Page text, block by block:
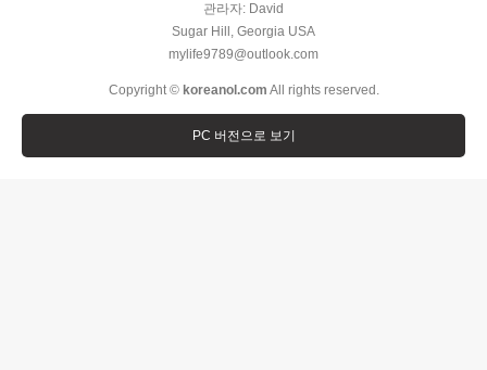
관라자: David
Sugar Hill, Georgia USA
mylife9789@outlook.com
Copyright © koreanol.com All rights reserved.
PC 버전으로 보기